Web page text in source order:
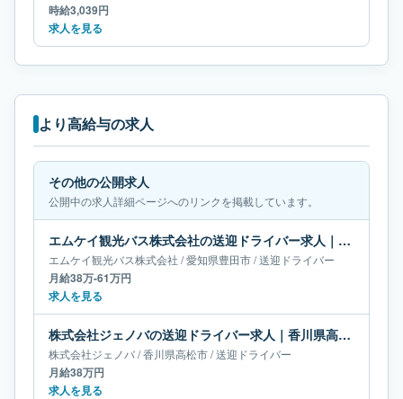
時給3,039円
求人を見る
より高給与の求人
その他の公開求人
公開中の求人詳細ページへのリンクを掲載しています。
エムケイ観光バス株式会社の送迎ドライバー求人｜愛知県豊田市｜月給38万-61万円
エムケイ観光バス株式会社 /愛知県豊田市/送迎ドライバー
月給38万-61万円
求人を見る
株式会社ジェノバの送迎ドライバー求人｜香川県高松市｜月給38万円
株式会社ジェノバ/香川県高松市/送迎ドライバー
月給38万円
求人を見る